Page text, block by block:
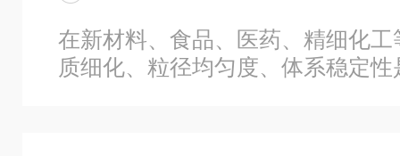
在新材料、食品、医药、精细化
质细化、粒径均匀度、体系稳定